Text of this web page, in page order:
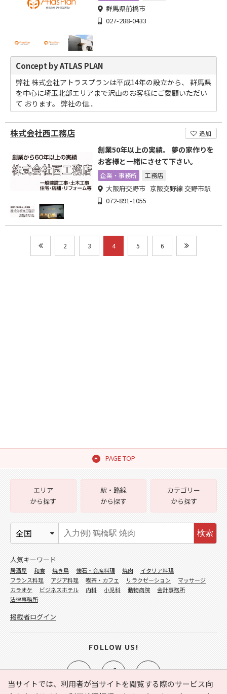
群馬県前橋市
027-288-0433
Concept by ATLAS PLAN
弊社 株式会社アトラスプランは平成14年の設立から、 群馬県
を中心に埼玉北部エリアまで沢山のお客様にご愛顧いただい
て おります。 弊社の信...
株式会社西工務店 追加
創業50年以上の実績。 夢の家作りを
お客様と一緒にさせて下さい。
企業・事務所 工務店
大阪府交野市 京阪交野線 交野市駅
072-891-1055
2 3 4 5 6
PAGE TOP
当サイトでは、利用者が当サイトを閲覧する際のサービス向
エリア
から探す
駅・路線
から探す
カテゴリー
から探す
検索
人気キーワード
居酒屋 和食 焼き鳥 懐石・会席料理 焼肉
イタリア料理
フランス料理
アジア料理 喫茶・カフェ リラクゼーション
マッサージ
カラオケ
ビジネスホテル 内科 小児科 動物病院
会計事務所
法律事務所
掲載者ログイン
FOLLOW US!